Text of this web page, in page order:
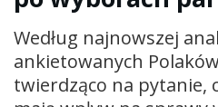
Według najnowszej
ankietowanych
twierdząco na pytanie,